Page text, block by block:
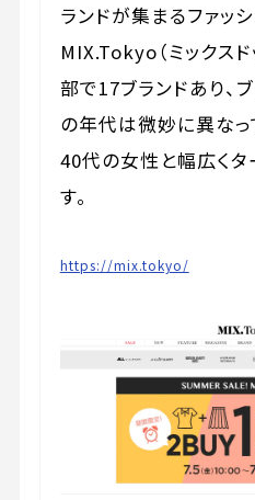
ランドが集まるファッ
MIX.Tokyo（ミックスド
部で17ブランドあり、
の年代は微妙に異なっ
40代の女性と幅広くタ
す。
https://mix.tokyo/